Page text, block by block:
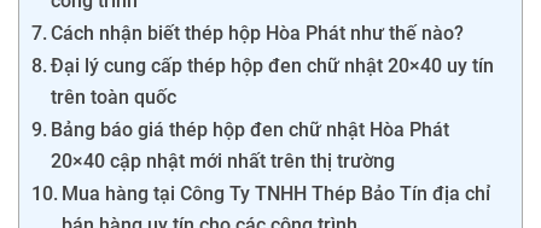
Cách nhận biết thép hộp Hòa Phát như thế nào?
Đại lý cung cấp thép hộp đen chữ nhật 20×40 uy tín
trên toàn quốc
Bảng báo giá thép hộp đen chữ nhật Hòa Phát
20×40 cập nhật mới nhất trên thị trường
Mua hàng tại Công Ty TNHH Thép Bảo Tín địa chỉ